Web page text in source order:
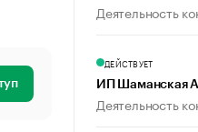
Деятельность
ДЕЙСТВУЕТ
ИП Шаманская
Деятельность